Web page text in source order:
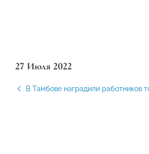
27 Июля 2022
В Тамбове наградили работников